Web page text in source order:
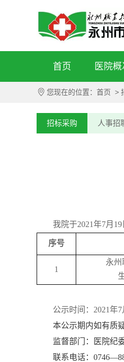
首页 医院
您现在的位置： 首页 >
招标采购 人事招
我院于2021年7月19
序号
1
永
公示时间： 2021年7
本公示期内如有质
监督部门：医院纪
联系电话： 0746—